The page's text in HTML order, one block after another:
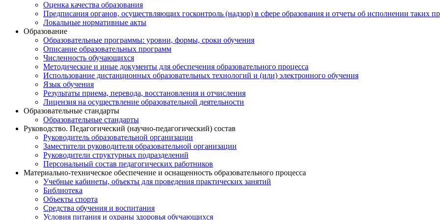
Оценка качества образования
Предписания органов, осуществляющих госконтроль (надзор) в сфере образования и отчеты об исполнении таких
Локальные нормативные акты
Образование
Образовательные программы: уровни, формы, сроки обучения
Описание образовательных программ
Численность обучающихся
Методические и иные документы для обеспечения образовательного процесса
Использование дистанционных образовательных технологий и (или) электронного обучения
Язык обучения
Результаты приема, перевода, восстановления и отчисления
Лицензия на осуществление образовательной деятельности
Образовательные стандарты
Образовательные стандарты
Руководство. Педагогический (научно-педагогический) состав
Руководитель образовательной организации
Заместители руководителя образовательной организации
Руководители структурных подразделений
Персональный состав педагогических работников
Материально-техническое обеспечение и оснащенность образовательного процесса
Учебные кабинеты, объекты для проведения практических занятий
Библиотека
Объекты спорта
Средства обучения и воспитания
Условия питания и охраны здоровья обучающихся